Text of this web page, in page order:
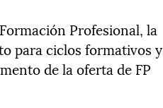
Profesional, la
para ciclos formativos y
de la oferta de FP